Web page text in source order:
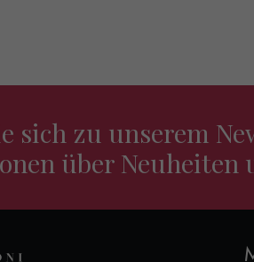
sich zu unserem
über Neuheiten